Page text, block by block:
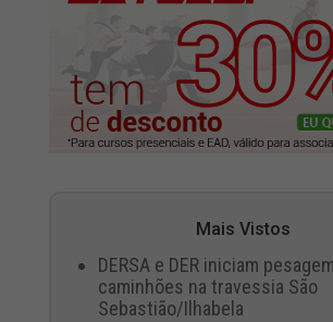
Mais Vistos
DERSA e DER iniciam
caminhões na travessia São
Sebastião/Ilhabela